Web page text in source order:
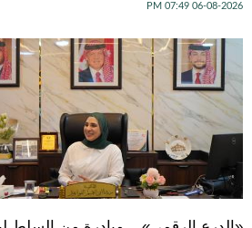
06-08-2026 07:49 PM